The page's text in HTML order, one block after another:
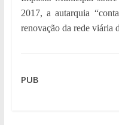
2017, a autarquia
renovação da rede viária
PUB